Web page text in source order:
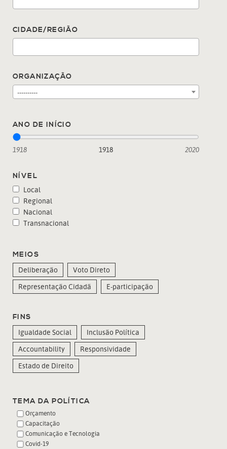
CIDADE/REGIÃO
ORGANIZAÇÃO
----------
ANO DE INÍCIO
1918 2020
1918
NÍVEL
Local
Regional
Nacional
Transnacional
MEIOS
Deliberação
Voto Direto
Representação Cidadã
E-participação
FINS
Igualdade Social
Inclusão Política
Accountability
Responsividade
Estado de Direito
TEMA DA POLÍTICA
Orçamento
Capacitação
Comunicação e Tecnologia
Covid-19